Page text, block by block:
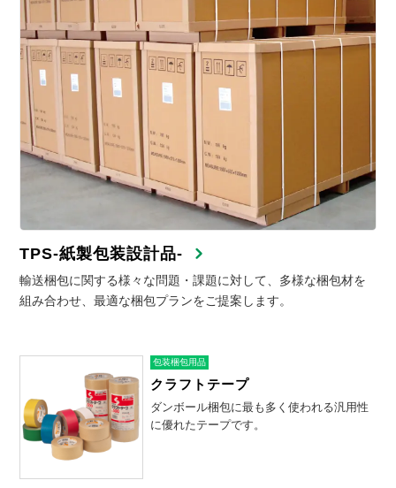
TPS-紙製包装設計品-
輸送梱包に関する様々な問題・課題に対して、多様な梱包材を
組み合わせ、最適な梱包プランをご提案します。
包装梱包用品
クラフトテープ
ダンボール梱包に最も多く使われる汎用性
に優れたテープです。